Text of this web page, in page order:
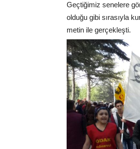
Geçtiğimiz senelere
olduğu gibi sırasıyla
metin ile gerçekleşti.